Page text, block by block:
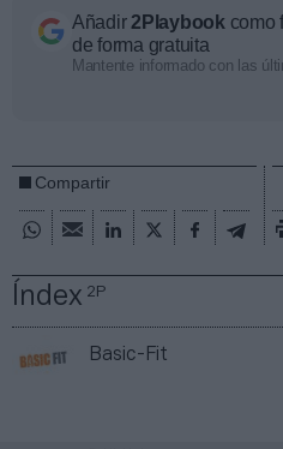
Índex2P
Basic-Fit
Añadir2Playbook como
de forma gratuita
Mantente informado con las
Compartir